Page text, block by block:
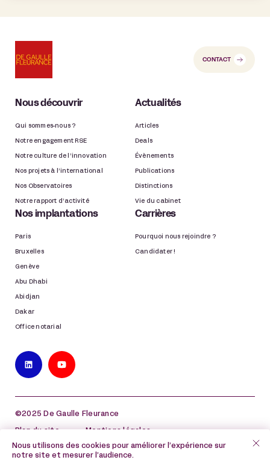
CONTACT
Nous découvrir
Qui sommes-nous ?
Notre engagement RSE
Notre culture de l’innovation
Nos projets à l’international
Nos Observatoires
Notre rapport d’activité
Actualités
Articles
Deals
Évènements
Publications
Distinctions
Vie du cabinet
Nos implantations
Paris
Bruxelles
Genève
Abu Dhabi
Abidjan
Dakar
Office notarial
Carrières
Pourquoi nous rejoindre ?
Candidater !
©2025 De Gaulle Fleurance
Plan du site Mentions légales
Politique de protection des données à caractère
Nous utilisons des cookies pour améliorer l’expérience sur
notre site et mesurer l’audience.